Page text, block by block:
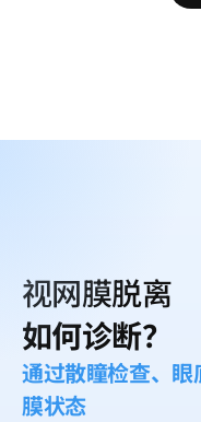
视网膜脱离
如何诊断？
通过散瞳检查、
膜状态